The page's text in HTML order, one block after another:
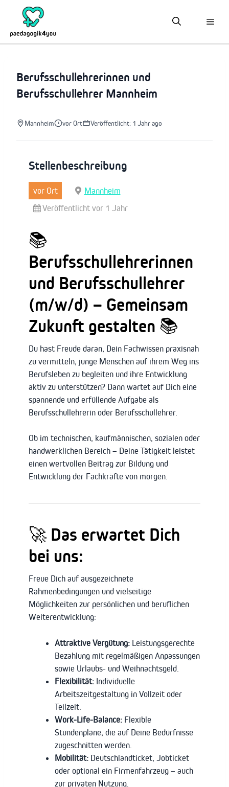
springen
Berufsschullehrerinnen und
Berufsschullehrer Mannheim
Mannheim vor Ort Veröffentlicht: 1 Jahr ago
Stellenbeschreibung
vor Ort
Mannheim
Veröffentlicht vor 1 Jahr
📚
Berufsschullehrerinnen
und Berufsschullehrer
(m/w/d) – Gemeinsam
Zukunft gestalten 📚
Du hast Freude daran, Dein Fachwissen praxisnah
zu vermitteln, junge Menschen auf ihrem Weg ins
Berufsleben zu begleiten und ihre Entwicklung
aktiv zu unterstützen? Dann wartet auf Dich eine
spannende und erfüllende Aufgabe als
Berufsschullehrerin oder Berufsschullehrer.
Ob im technischen, kaufmännischen, sozialen oder
handwerklichen Bereich – Deine Tätigkeit leistet
einen wertvollen Beitrag zur Bildung und
Entwicklung der Fachkräfte von morgen.
🚀 Das erwartet Dich
bei uns:
Freue Dich auf ausgezeichnete
Rahmenbedingungen und vielseitige
Möglichkeiten zur persönlichen und beruflichen
Weiterentwicklung:
Attraktive Vergütung: Leistungsgerechte
Bezahlung mit regelmäßigen Anpassungen
sowie Urlaubs- und Weihnachtsgeld.
Flexibilität: Individuelle
Arbeitszeitgestaltung in Vollzeit oder
Teilzeit.
Work-Life-Balance: Flexible
Stundenpläne, die auf Deine Bedürfnisse
zugeschnitten werden.
Mobilität: Deutschlandticket, Jobticket
oder optional ein Firmenfahrzeug – auch
zur privaten Nutzung.